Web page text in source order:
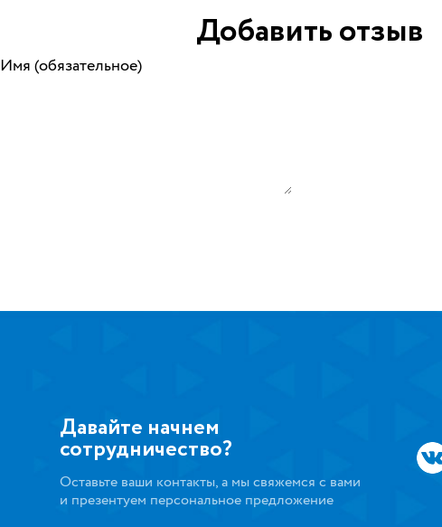
Добавить отзыв
Имя (обязательное)
Давайте начнем
сотрудничество?
Оставьте ваши контакты, а мы свяжемся с вами
и презентуем персональное предложение